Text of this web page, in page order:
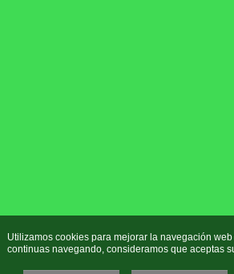
Utilizamos cookies para mejorar la navegación
continuas navegando, consideramos que aceptas